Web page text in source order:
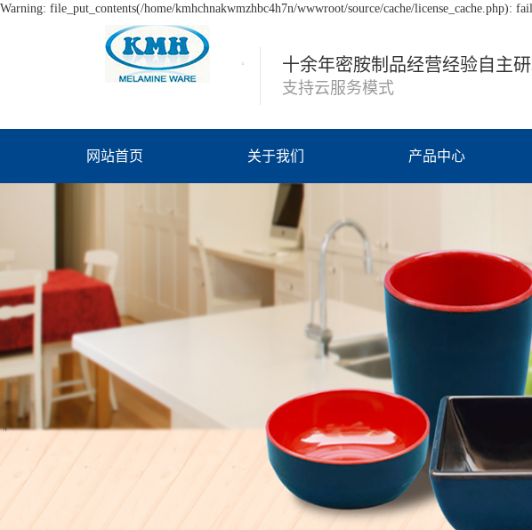
Warning: file_put_contents(/home/kmhchnakwmzhbc4h7n/wwwroot/source/cache/license_cache.php):
十余年密胺制品经营经验自主
支持云服务模式
网站首页 关于我们 产品中心